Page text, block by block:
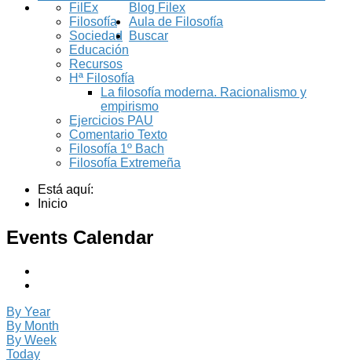
Blog Filex
FilEx
Filosofía
Sociedad
Educación
Recursos
Aula de Filosofía
Hª Filosofía
La filosofía moderna. Racionalismo y
empirismo
Ejercicios PAU
Comentario Texto
Filosofía 1º Bach
Filosofía Extremeña
Buscar
Está aquí:
Inicio
Events Calendar
By Year
By Month
By Week
Today